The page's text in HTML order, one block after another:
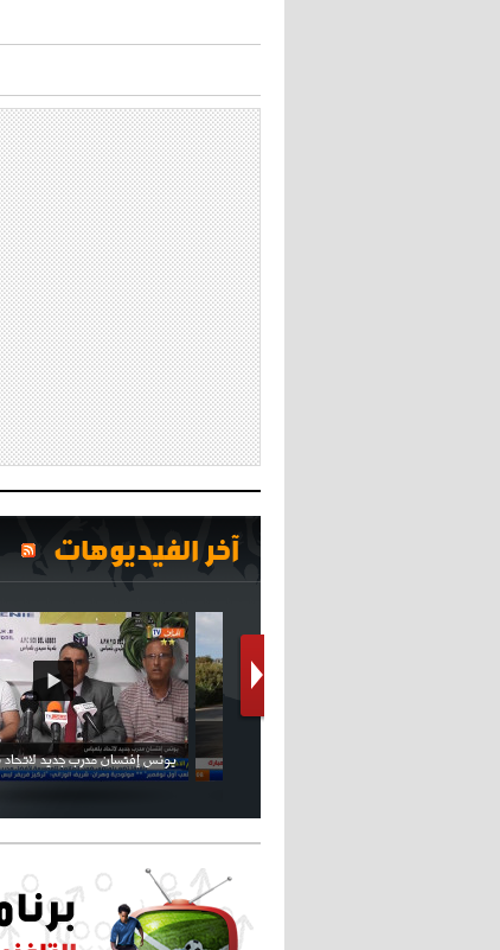
آخر الفيديوهات
كريستيانو كاد يصاب على مستوى كتفه
بسبب سيلفي